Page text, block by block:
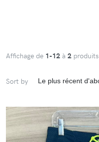
Affichage de 1-12 à 2 produits
Sort by